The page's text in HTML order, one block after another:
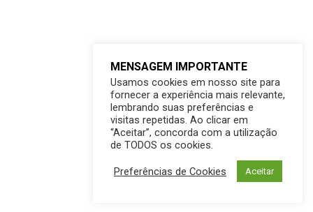
MENSAGEM IMPORTANTE
Usamos cookies em nosso site para
fornecer a experiência mais relevante,
lembrando suas preferências e
visitas repetidas. Ao clicar em
“Aceitar”, concorda com a utilização
de TODOS os cookies.
Preferências de Cookies Aceitar